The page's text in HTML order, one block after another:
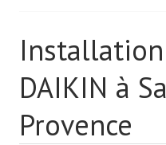
DAIKIN à
Provence